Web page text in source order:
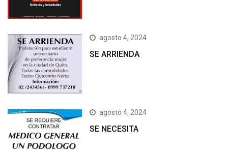
agosto 4, 2024
SE ARRIENDA
agosto 4, 2024
SE NECESITA